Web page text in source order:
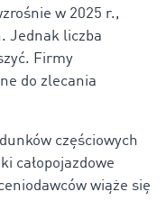
w 2025 r.,
Jednak liczba
Firmy
do zlecania
częściowych
całopojazdowe
wiąże się